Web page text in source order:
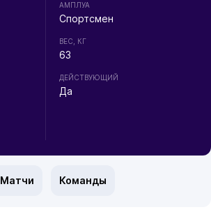
АМПЛУА
Спортсмен
ВЕС, КГ
63
ДЕЙСТВУЮЩИЙ
Да
Матчи Команды